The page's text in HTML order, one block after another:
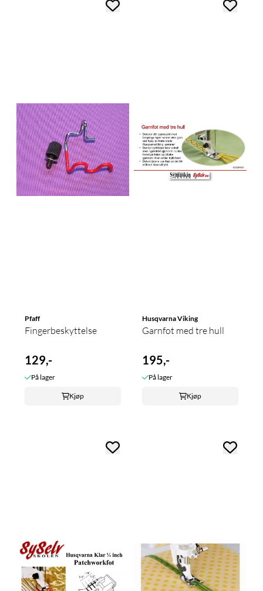
Pfaff
Fingerbeskyttelse
129,-
På lager
Kjøp
Husqvarna Viking
Garnfot med tre hull
195,-
På lager
Kjøp